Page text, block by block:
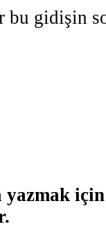
bu gidişin
yazmak